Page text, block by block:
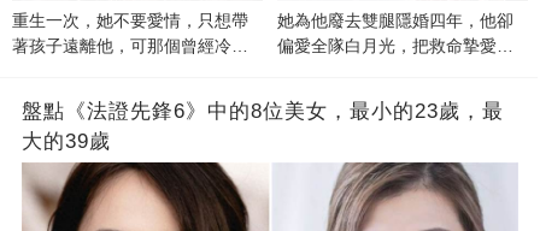
重生一次，她不要愛情，只想帶
著孩子遠離他，可那個曾經冷漠
她為他廢去雙腿隱婚四年，他卻
偏愛全隊白月光，把救命摯愛當
盤點《法證先鋒6》中的8位美女，最小的23歲，最
大的39歲